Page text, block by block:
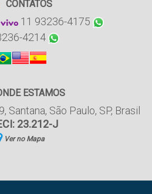
11 93236-4175
4214
ESTAMOS
, Santana, São Paulo, SP, Brasil
23.212-J
Ver no Mapa